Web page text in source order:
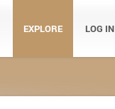
EXPLORE LOG IN